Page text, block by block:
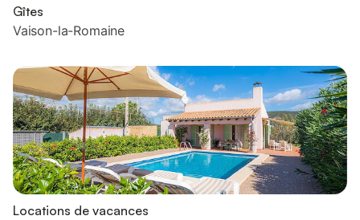
Gîtes
Vaison-la-Romaine
Locations de vacances